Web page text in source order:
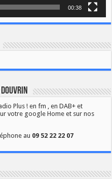
00:38
Plus ! en fm , en DAB+ et
votre google Home et sur nos
au 09 52 22 22 07